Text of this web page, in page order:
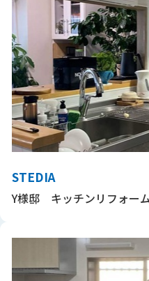
STEDIA
Y様邸 キッチンリフォー